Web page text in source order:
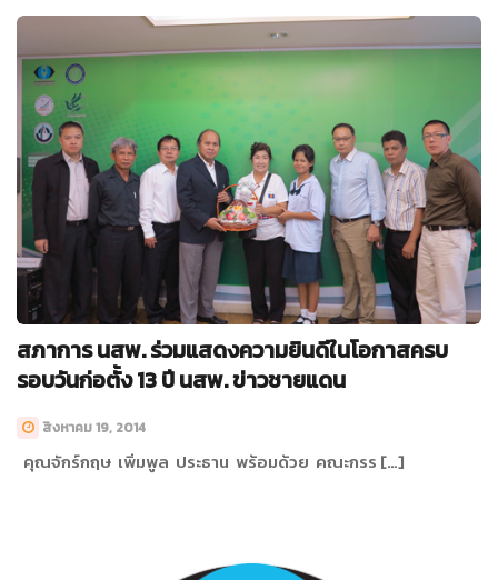
สภาการ นสพ. ร่วมแสดงความยินดีในโอกาสครบ
รอบวันก่อตั้ง 13 ปี นสพ. ข่าวชายแดน
สิงหาคม 19, 2014
คุณจักร์กฤษ เพิ่มพูล ประธาน พร้อมด้วย คณะกรร […]